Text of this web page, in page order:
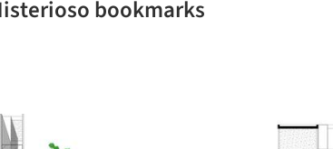
bookmarks